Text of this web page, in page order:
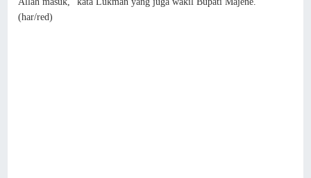
(har/red)